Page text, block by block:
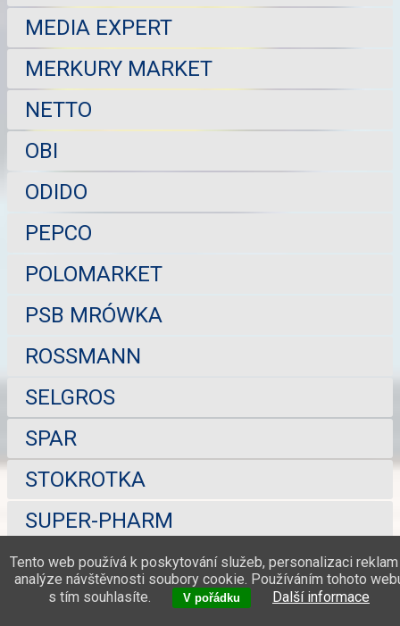
MEDIA EXPERT
MERKURY MARKET
NETTO
OBI
ODIDO
PEPCO
POLOMARKET
PSB MRÓWKA
ROSSMANN
SELGROS
SPAR
STOKROTKA
SUPER-PHARM
TCHIBO
TEDI
Tento web používá k poskytování služeb, personalizaci reklam
analýze návštěvnosti soubory cookie. Používáním tohoto
s tím souhlasíte.
V pořádku Další informace